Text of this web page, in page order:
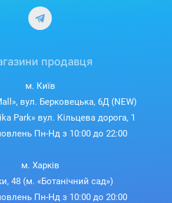
продавця
м. Київ
вул. Берковецька, 6Д (NEW)
Park» вул. Кільцева дорога, 1
Пн-Нд з 10:00 до 22:00
м. Харків
48 (м. «Ботанічний сад»)
Пн-Нд з 10:00 до 20:00